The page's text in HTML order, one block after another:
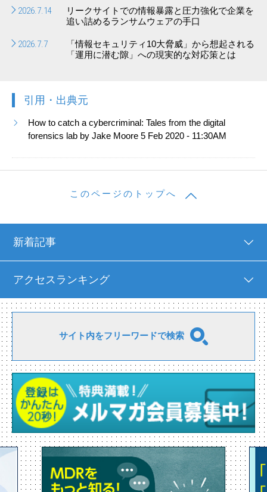
2026.7.14
リークサイトでの情報暴露と圧力強化で企業を
追い詰めるランサムウェアの手口
2026.7.7
「情報セキュリティ10大脅威」から想起される
「運用に潜む隙」への現実的な対応策とは
引用・出典元
How to catch a cybercriminal: Tales from the digital
forensics lab by Jake Moore 5 Feb 2020 - 11:30AM
このページのトップへ
新着記事
アクセスランキング
サイト内をフリーワードで検索